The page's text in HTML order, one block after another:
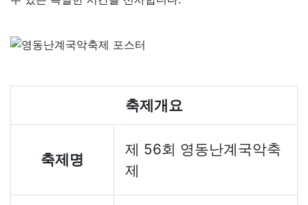
축제개요
축제명
제 56회 영동난계국악축
제